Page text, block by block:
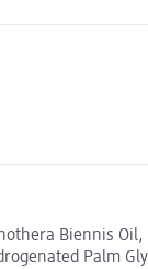
Biennis
Palm